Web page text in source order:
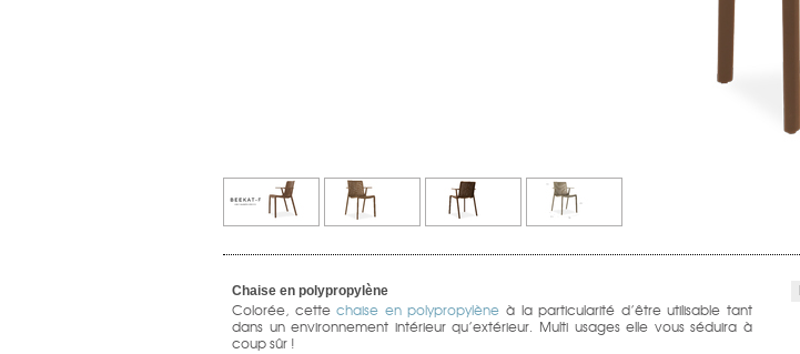
Chaise en polypropylène
Colorée, cettechaise en polypropylène à la particularité d’être utilisable tant
dans un environnement intérieur qu’extérieur. Multi usages elle vous séduira à
coup sûr !